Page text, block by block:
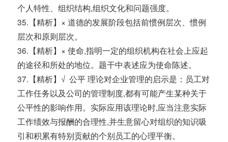
个人特性、组织结构,组织文化和问题强度。
35.【精析】× 道德的发展阶段包括前惯例层次、惯例
层次和原则层次。
36.【精析】× 使命,指明一定的组织机构在社会上应起
的途径和所处的地位。题干中表述应为使命陈述。
37.【精析】√ 公平 理论对企业管理的启示是：员工对
工作任务以及公司的管理制度,都有可能产生某种关于
公平性的影响作用。实际应用该理论时,应当注意实际
工作绩效与报酬的合理性,并生意留心对组织的知识吸
引和积累有特别贡献的个别员工的心理平衡。